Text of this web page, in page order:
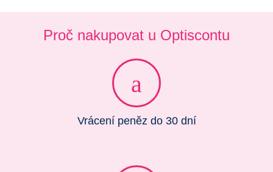
Proč nakupovat u Optiscontu
Vrácení peněz do 30 dní